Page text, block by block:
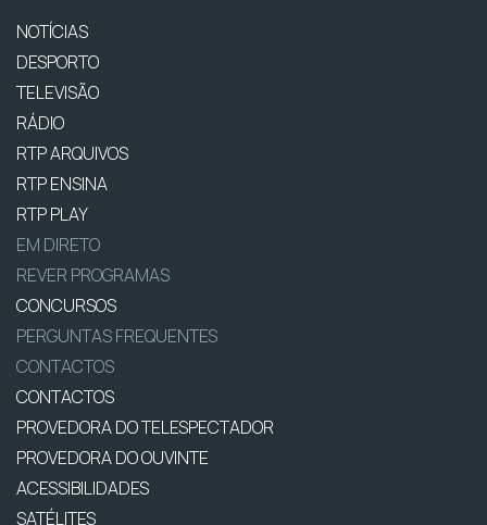
NOTÍCIAS
DESPORTO
TELEVISÃO
RÁDIO
RTP ARQUIVOS
RTP ENSINA
RTP PLAY
EM DIRETO
REVER PROGRAMAS
CONCURSOS
PERGUNTAS FREQUENTES
CONTACTOS
CONTACTOS
PROVEDORA DO TELESPECTADOR
PROVEDORA DO OUVINTE
ACESSIBILIDADES
SATÉLITES